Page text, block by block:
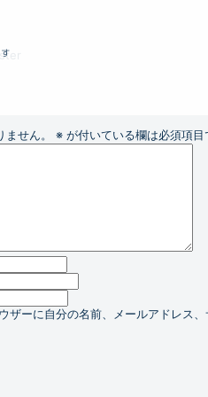
せん。
※ が付いている欄は必須項目
ザーに自分の名前、メールアドレス、